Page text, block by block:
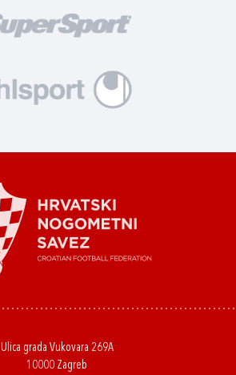
Ulica grada Vukovara 269A
10000 Zagreb